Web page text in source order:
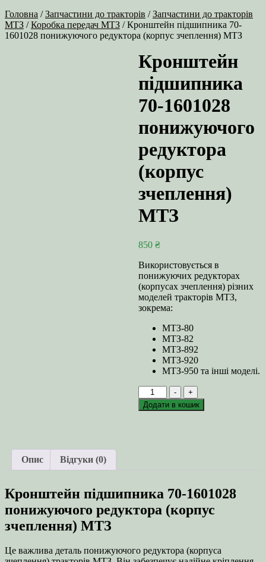
Головна /Запчастини до тракторів /Запчастини до тракторів
МТЗ /Коробка передач МТЗ / Кронштейн підшипника 70-
1601028 понижуючого редуктора (корпус зчеплення) МТЗ
Кронштейн
підшипника
70-1601028
понижуючого
редуктора
(корпус
зчеплення)
МТЗ
850 ₴
Використовується в
понижуючих редукторах
(корпусах зчеплення) різних
моделей тракторів МТЗ,
зокрема:
МТЗ-80
МТЗ-82
МТЗ-892
МТЗ-920
МТЗ-950 та інші моделі.
-
Кронштейн
підшипника
70-
кількість
+
Додати в кошик
Опис Відгуки (0)
Кронштейн підшипника 70-1601028
понижуючого редуктора (корпус
зчеплення) МТЗ
Це важлива деталь понижуючого редуктора (корпуса